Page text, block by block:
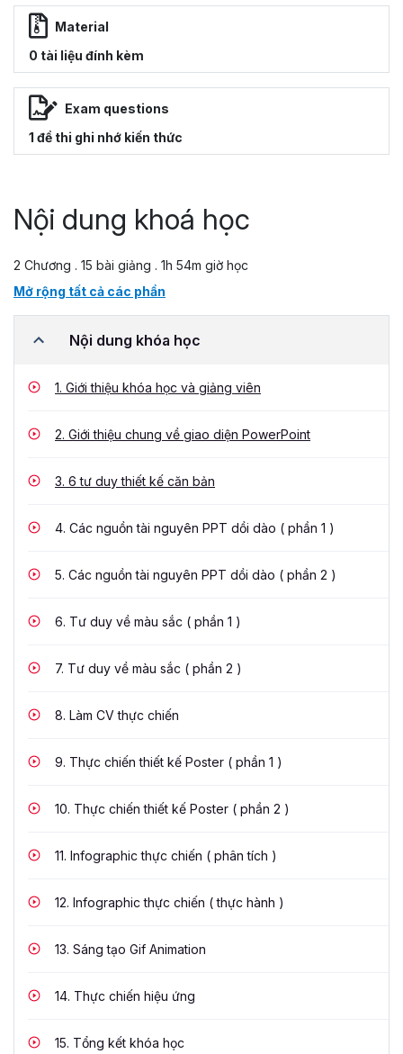
Material
0 tài liệu đính kèm
Exam questions
1 đề thi ghi nhớ kiến thức
Nội dung khoá học
2 Chương . 15 bài giảng . 1h 54m giờ học
Mở rộng tất cả các phần
Nội dung khóa học
1. Giới thiệu khóa học và giảng viên
2. Giới thiệu chung về giao diện PowerPoint
3. 6 tư duy thiết kế căn bản
4. Các nguồn tài nguyên PPT dồi dào ( phần 1 )
5. Các nguồn tài nguyên PPT dồi dào ( phần 2 )
6. Tư duy về màu sắc ( phần 1 )
7. Tư duy về màu sắc ( phần 2 )
8. Làm CV thực chiến
9. Thực chiến thiết kế Poster ( phần 1 )
10. Thực chiến thiết kế Poster ( phần 2 )
11. Infographic thực chiến ( phân tích )
12. Infographic thực chiến ( thực hành )
13. Sáng tạo Gif Animation
14. Thực chiến hiệu ứng
15. Tổng kết khóa học